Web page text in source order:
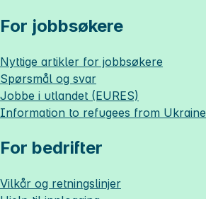
For jobbsøkere
Nyttige artikler for jobbsøkere
Spørsmål og svar
Jobbe i utlandet (EURES)
Information to refugees from Ukraine
For bedrifter
Vilkår og retningslinjer